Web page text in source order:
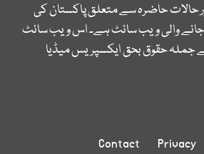
حالات حاضرہ سے متعلق پاکستان کی
والی ویب سائٹ ہے۔ اس ویب سائٹ
جملہ حقوق بحق ایکسپریس میڈیا
Privacy
Contact